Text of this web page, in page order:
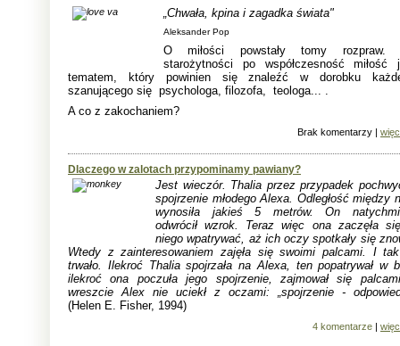
„Chwała, kpina i zagadka świata"
Aleksander Pop
O miłości powstały tomy rozpraw.
starożytności po współczesność miłość
tematem, który powinien się znaleźć w dorobku
szanującego się psychologa, filozofa, teologa... .
A co z zakochaniem?
Brak komentarzy |
Dlaczego w zalotach przypominamy pawiany?
Jest wieczór. Thalia przez przypadek
spojrzenie młodego Alexa. Odległość między
wynosiła jakieś 5 metrów. On
odwrócił wzrok. Teraz więc ona zaczęła
niego wpatrywać, aż ich oczy spotkały się
Wtedy z zainteresowaniem zajęła się swoimi palcami. I
trwało. Ilekroć Thalia spojrzała na Alexa, ten popatrywał w
ilekroć ona poczuła jego spojrzenie, zajmował się
wreszcie Alex nie uciekł z oczami: „spojrzenie -
(Helen E. Fisher, 1994)
4 komentarze |